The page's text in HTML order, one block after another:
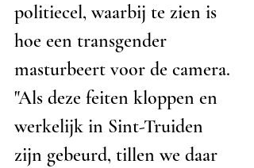
politiecel, waarbij te zien is
hoe een transgender
masturbeert voor de camera.
"Als deze feiten kloppen en
werkelijk in Sint-Truiden
zijn gebeurd, tillen we daar